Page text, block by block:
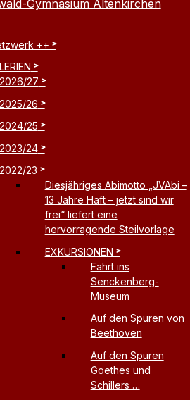
Gymnasium Altenkirchen
++
2026/27
2025/26
2024/25
2023/24
2022/23
Diesjähriges Abimotto „JVAbi –
13 Jahre Haft – jetzt sind wir
frei“ liefert eine
hervorragende Steilvorlage
EXKURSIONEN
Fahrt ins
Senckenberg-
Museum
Auf den Spuren von
Beethoven
Auf den Spuren
Goethes und
Schillers …